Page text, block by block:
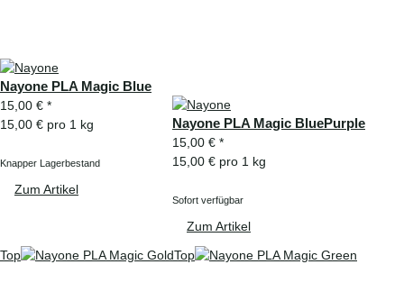
Nayone PLA Magic Blue
15,00 € *
15,00 € pro 1 kg
Knapper Lagerbestand
Zum Artikel
Nayone PLA Magic BluePurple
15,00 € *
15,00 € pro 1 kg
Sofort verfügbar
Zum Artikel
Top
Top